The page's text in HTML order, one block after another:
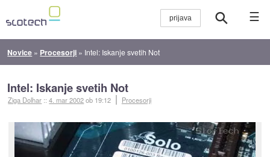
☰
Novice » Procesorji » Intel: Iskanje svetih Not
Intel: Iskanje svetih Not
Ziga Dolhar ::4. mar 2002ob 19:12 Procesorji